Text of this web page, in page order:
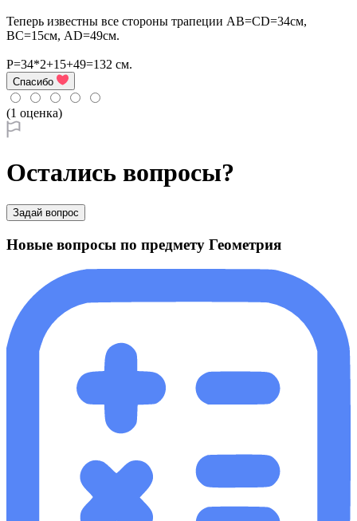
Теперь известны все стороны трапеции АВ=СD=34см,
ВС=15см, АD=49см.
Р=34*2+15+49=132 см.
Спасибо
(1 оценка)
Остались вопросы?
Задай вопрос
Новые вопросы по предмету Геометрия